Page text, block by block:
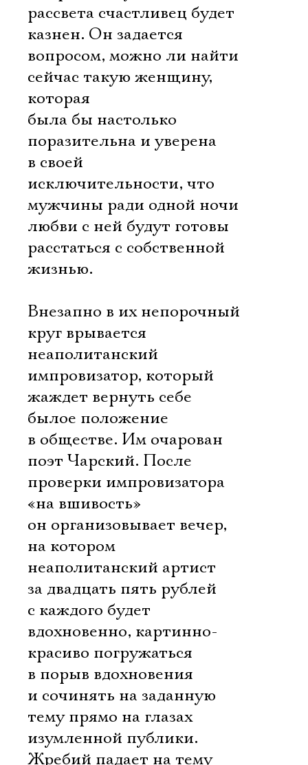
рассвета счастливец будет
казнен. Он задается
вопросом, можно ли найти
сейчас такую женщину,
которая
была бы настолько
поразительна и уверена
в своей
исключительности, что
мужчины ради одной ночи
любви с ней будут готовы
расстаться с собственной
жизнью.
Внезапно в их непорочный
круг врывается
неаполитанский
импровизатор, который
жаждет вернуть себе
былое положение
в обществе. Им очарован
поэт Чарский. После
проверки импровизатора
«на вшивость»
он организовывает вечер,
на котором
неаполитанский артист
за двадцать пять рублей
с каждого будет
вдохновенно, картинно-
красиво погружаться
в порыв вдохновения
и сочинять на заданную
тему прямо на глазах
изумленной публики.
Жребий падает на тему